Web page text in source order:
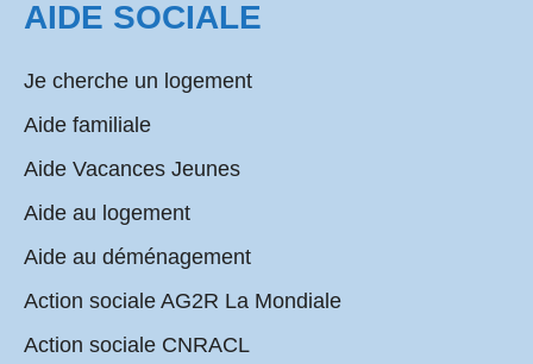
AIDE SOCIALE
Je cherche un logement
Aide familiale
Aide Vacances Jeunes
Aide au logement
Aide au déménagement
Action sociale AG2R La Mondiale
Action sociale CNRACL